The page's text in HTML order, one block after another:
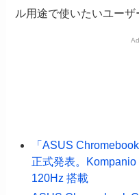
ル用途で使いたいユーザ
「ASUS
正式発表。Kompanio
120Hz 搭載